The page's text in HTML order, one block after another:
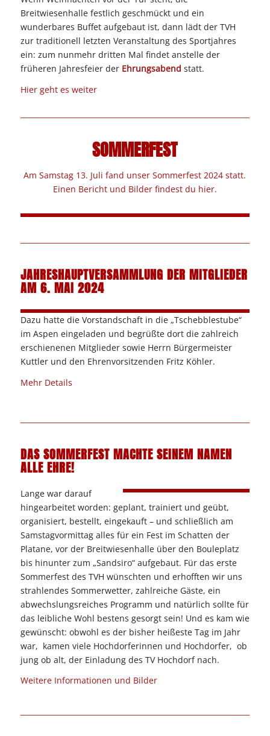
Breitwiesenhalle festlich geschmückt und ein
wunderbares Buffet aufgebaut ist, dann lädt der TVH
zur traditionell letzten Veranstaltung des Sportjahres
ein: zum nunmehr dritten Mal findet anstelle der
früheren Jahresfeier der Ehrungsabend statt.
Hier geht es weiter
SOMMERFEST
Am Samstag 13. Juli fand unser Sommerfest 2024 statt.
Einen Bericht und Bilder findest du hier.
JAHRESHAUPTVERSAMMLUNG DER MITGLIEDER
AM 6. MAI 2024
Dazu hatte die Vorstandschaft in die „Tschebblestube“
im Aspen eingeladen und begrüßte dort die zahlreich
erschienenen Mitglieder sowie Herrn Bürgermeister
Kuttler und den Ehrenvorsitzenden Fritz Köhler.
Mehr Details
DAS SOMMERFEST MACHTE SEINEM NAMEN
ALLE EHRE!
Lange war darauf
hingearbeitet worden: geplant, trainiert und geübt,
organisiert, bestellt, eingekauft – und schließlich am
Samstagvormittag alles für ein Fest im Schatten der
Platane, vor der Breitwiesenhalle über den Bouleplatz
bis hinunter zum „Sandsiro“ aufgebaut. Für das erste
Sommerfest des TVH wünschten und erhofften wir uns
strahlendes Sommerwetter, zahlreiche Gäste, ein
abwechslungsreiches Programm und natürlich sollte für
das leibliche Wohl bestens gesorgt sein! Und es kam wie
gewünscht: obwohl es der bisher heißeste Tag im Jahr
war, kamen viele Hochdorferinnen und Hochdorfer, ob
jung ob alt, der Einladung des TV Hochdorf nach.
Weitere Informationen und Bilder